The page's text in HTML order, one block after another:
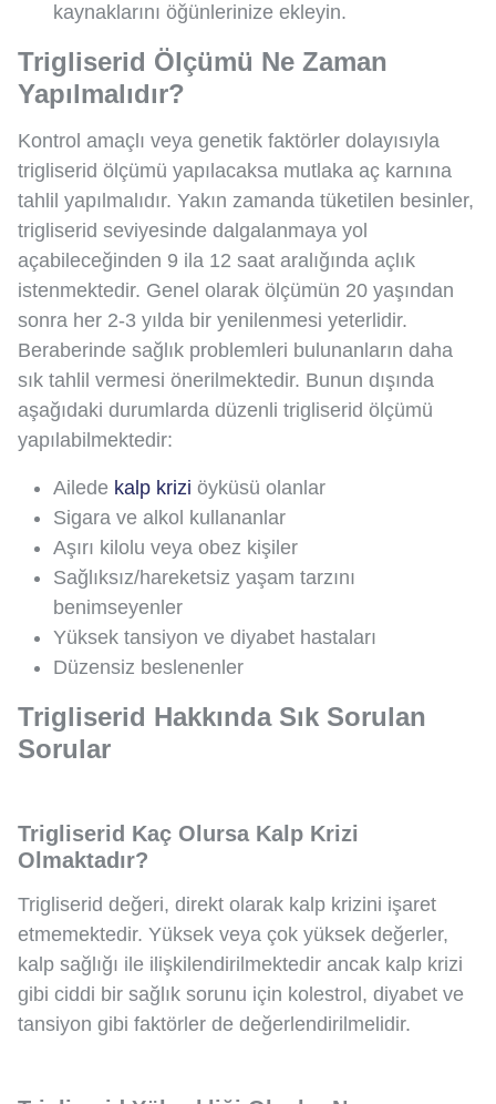
kaynaklarını öğünlerinize ekleyin.
Trigliserid Ölçümü Ne Zaman
Yapılmalıdır?
Kontrol amaçlı veya genetik faktörler dolayısıyla
trigliserid ölçümü yapılacaksa mutlaka aç karnına
tahlil yapılmalıdır. Yakın zamanda tüketilen besinler,
trigliserid seviyesinde dalgalanmaya yol
açabileceğinden 9 ila 12 saat aralığında açlık
istenmektedir. Genel olarak ölçümün 20 yaşından
sonra her 2-3 yılda bir yenilenmesi yeterlidir.
Beraberinde sağlık problemleri bulunanların daha
sık tahlil vermesi önerilmektedir. Bunun dışında
aşağıdaki durumlarda düzenli trigliserid ölçümü
yapılabilmektedir:
Ailede kalp krizi öyküsü olanlar
Sigara ve alkol kullananlar
Aşırı kilolu veya obez kişiler
Sağlıksız/hareketsiz yaşam tarzını
benimseyenler
Yüksek tansiyon ve diyabet hastaları
Düzensiz beslenenler
Trigliserid Hakkında Sık Sorulan
Sorular
Trigliserid Kaç Olursa Kalp Krizi
Olmaktadır?
Trigliserid değeri, direkt olarak kalp krizini işaret
etmemektedir. Yüksek veya çok yüksek değerler,
kalp sağlığı ile ilişkilendirilmektedir ancak kalp krizi
gibi ciddi bir sağlık sorunu için kolestrol, diyabet ve
tansiyon gibi faktörler de değerlendirilmelidir.